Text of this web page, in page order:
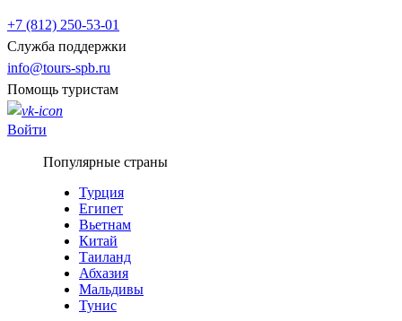
+7 (812) 250-53-01
Служба поддержки
info@tours-spb.ru
Помощь туристам
Войти
Популярные страны
Турция
Египет
Вьетнам
Китай
Таиланд
Абхазия
Мальдивы
Тунис